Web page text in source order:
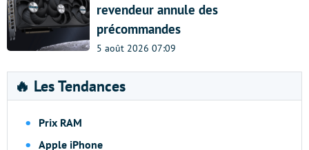
revendeur annule des
précommandes
5 août 2026 07:09
🔥 Les Tendances
Prix RAM
Apple iPhone